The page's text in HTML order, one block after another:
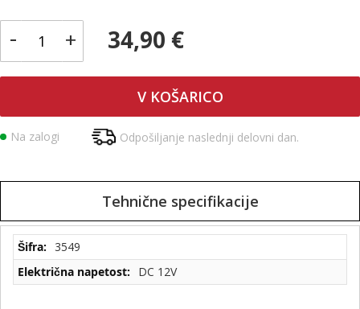
- + 34,90 €
V KOŠARICO
Na zalogi Odpošiljanje naslednji delovni dan.
Tehnične specifikacije
Tehnične
specifikacije
3549
DC 12V